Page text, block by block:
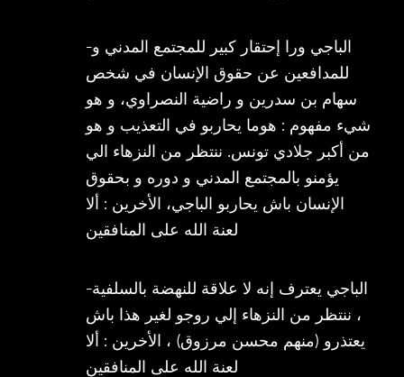
-الباجي ورا إحتقار كبير للمجتمع المدني و
للمدافعين عن حقوق الإنسان في شخص
سهام بن سدرين و راضية النصراوي، و هو
شيء مفهوم : هوما يحاربو في التعذيب و هو
من أكبر جلادي تونس. ننتظر من النزهاء الي
يؤمنو بالمجتمع المدني و دوره و بحقوق
الإنسان باش يحاربو الباجي، الأخرين : ألا
لعنة الله على المنافقين
-الباجي يعترف إنه لا علاقة للنهضة بالسلفية
، ننتظر من النزهاء إلي روجو لغير هذا باش
يعتذرو (منهم محسن مرزوق) ، الأخرين : ألا
لعنة الله على المنافقين